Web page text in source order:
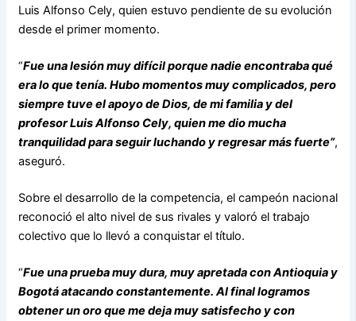
Luis Alfonso Cely, quien estuvo pendiente de su evolución
desde el primer momento.
“Fue una lesión muy difícil porque nadie encontraba qué
era lo que tenía. Hubo momentos muy complicados, pero
siempre tuve el apoyo de Dios, de mi familia y del
profesor Luis Alfonso Cely, quien me dio mucha
tranquilidad para seguir luchando y regresar más fuerte”,
aseguró.
Sobre el desarrollo de la competencia, el campeón nacional
reconoció el alto nivel de sus rivales y valoró el trabajo
colectivo que lo llevó a conquistar el título.
“Fue una prueba muy dura, muy apretada con Antioquia y
Bogotá atacando constantemente. Al final logramos
obtener un oro que me deja muy satisfecho y con